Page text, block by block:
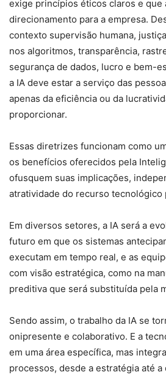
exige princípios éticos claros e que
direcionamento para a empresa.
contexto supervisão humana,
nos algoritmos, transparência,
segurança de dados, lucro e bem-
a IA deve estar a serviço das
apenas da eficiência ou da
proporcionar.
Essas diretrizes funcionam como
os benefícios oferecidos pela
ofusquem suas implicações,
atratividade do recurso tecnológico
Em diversos setores, a IA será a
futuro em que os sistemas
executam em tempo real, e as
com visão estratégica, como na
preditiva que será substituída pela
Sendo assim, o trabalho da IA se
onipresente e colaborativo. E a
em uma área específica, mas
processos, desde a estratégia até a